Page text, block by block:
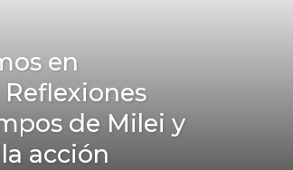
en
de Milei y
acción